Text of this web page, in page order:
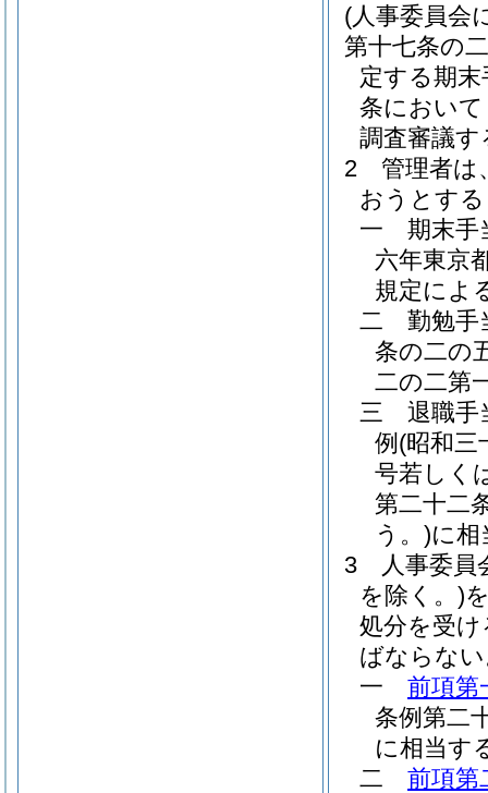
(人事委員会
第十七条の二
定する期
条におい
調査審議す
2
管理者は
おうとす
一
期末手
六年東京
規定によ
二
勤勉手
条の二の
二の二第
三
退職手
例 (昭和三
号若しく
第二十二
う。)に相
3
人事委員
を除く。)
処分を受
ばならな
一
前項第
条例第二
に相当す
二
前項第